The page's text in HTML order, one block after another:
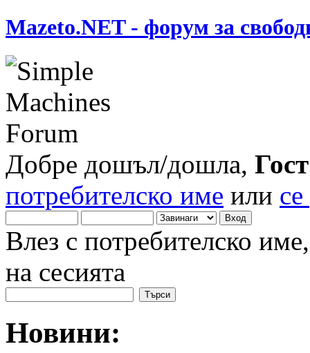
Mazeto.NET - форум за
Добре дошъл/дошла, Гост
потребителско име или
Влез с потребителско
на сесията
Новини: